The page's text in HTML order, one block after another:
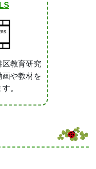
教育研究
や教材を
。